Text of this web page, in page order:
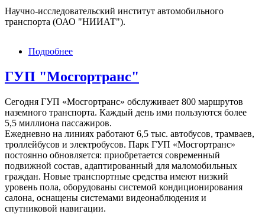
Научно-исследовательский институт автомобильного
транспорта (ОАО "НИИАТ").
Подробнее
НИИАТ
ГУП "Мосгортранс"
Сегодня ГУП «Мосгортранс» обслуживает 800 маршрутов
наземного транспорта. Каждый день ими пользуются более
5,5 миллиона пассажиров.
Ежедневно на линиях работают 6,5 тыс. автобусов, трамваев,
троллейбусов и электробусов. Парк ГУП «Мосгортранс»
постоянно обновляется: приобретается современный
подвижной состав, адаптированный для маломобильных
граждан. Новые транспортные средства имеют низкий
уровень пола, оборудованы системой кондиционирования
салона, оснащены системами видеонаблюдения и
спутниковой навигации.